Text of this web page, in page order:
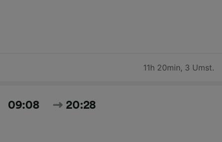
11h 20min, 3 Umst.
09:08 20:28